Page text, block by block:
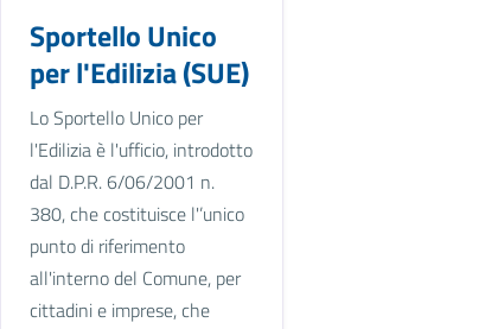
Sportello Unico
per l'Edilizia (SUE)
Lo Sportello Unico per
l'Edilizia è l'ufficio, introdotto
dal D.P.R. 6/06/2001 n.
380, che costituisce l'’unico
punto di riferimento
all'interno del Comune, per
cittadini e imprese, che